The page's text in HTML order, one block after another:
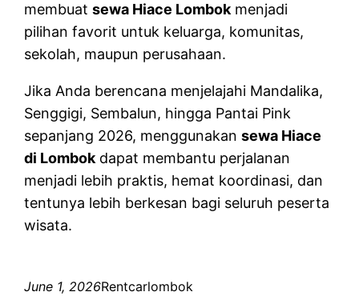
membuatsewa Hiace Lombok menjadi
pilihan favorit untuk keluarga, komunitas,
sekolah, maupun perusahaan.
Jika Anda berencana menjelajahi Mandalika,
Senggigi, Sembalun, hingga Pantai Pink
sepanjang 2026, menggunakansewa Hiace
di Lombok dapat membantu perjalanan
menjadi lebih praktis, hemat koordinasi, dan
tentunya lebih berkesan bagi seluruh peserta
wisata.
June 1, 2026Rentcarlombok